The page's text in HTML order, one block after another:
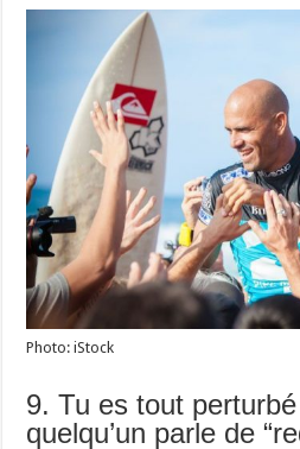
Photo: iStock
9. Tu es tout
quelqu’un parle de